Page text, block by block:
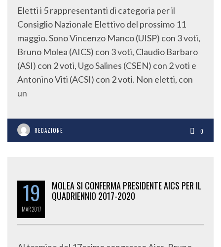
Eletti i 5 rappresentanti di categoria per il
Consiglio Nazionale Elettivo del prossimo 11
maggio. Sono Vincenzo Manco (UISP) con 3 voti,
Bruno Molea (AICS) con 3 voti, Claudio Barbaro
(ASI) con 2 voti, Ugo Salines (CSEN) con 2 voti e
Antonino Viti (ACSI) con 2 voti. Non eletti, con
un
REDAZIONE 0
19
MAR2017
MOLEA SI CONFERMA PRESIDENTE AICS PER IL
QUADRIENNIO 2017-2020